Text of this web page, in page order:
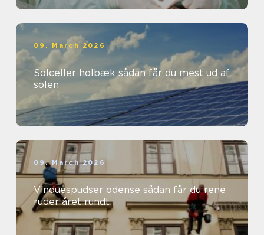
09. March 2026
Solceller holbæk sådan får du mest ud af
solen
09. March 2026
Vinduespudser odense sådan får du rene
ruder året rundt